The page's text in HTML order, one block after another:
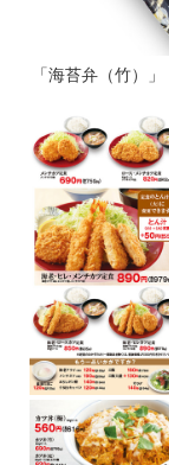
「海苔弁（竹）」